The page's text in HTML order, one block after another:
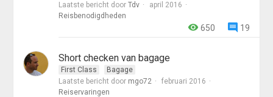
Laatste bericht doorTdv
april 2016
Reisbenodigdheden
19
650
Short checken van bagage
First Class
Bagage
Laatste bericht door mgo72
februari 2016
Reiservaringen